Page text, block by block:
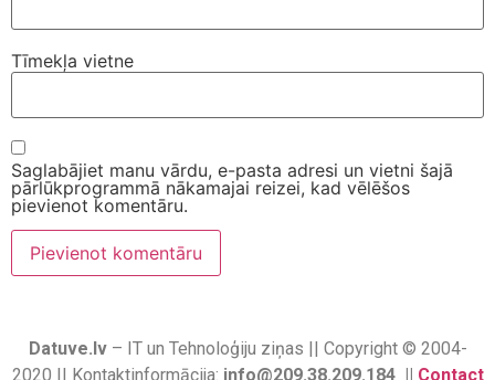
Tīmekļa vietne
Saglabājiet manu vārdu, e-pasta adresi un vietni šajā
pārlūkprogrammā nākamajai reizei, kad vēlēšos
pievienot komentāru.
Datuve.lv– IT un Tehnoloģiju ziņas || Copyright © 2004-
2020 || Kontaktinformācija: info@209.38.209.184 || Contact